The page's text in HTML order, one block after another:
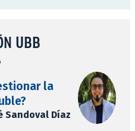
UBB
la
Sandoval Díaz